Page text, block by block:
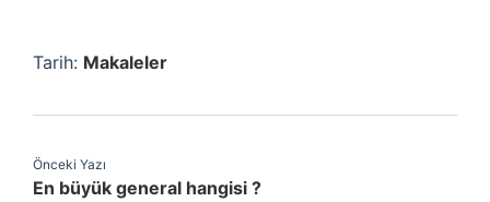
Tarih: Makaleler
Önceki Yazı
En büyük general hangisi ?